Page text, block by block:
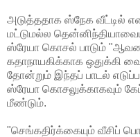
அடுத்ததாக ஸ்நேக வீட்டில்
மட்டுமல்ல
ஸ்ரேயா கொசல் பாடும்
கதாநாயகிக்காக ஒதுக்கி
தோன்றும் இந்தப் பாடல்
ஸ்ரேயா கொசலுக்காகவும்
மீண்டும்.
"செங்கதிர்க்கையும் வீசிப்